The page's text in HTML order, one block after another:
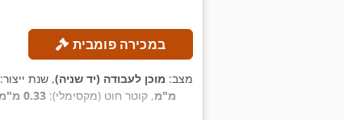
במכירה פומבית
מצב: מוכן לעבודה (יד שניה), שנת ייצור:
256 מ"מ, קוטר חוט (מקסימלי): 0.33 מ"מ